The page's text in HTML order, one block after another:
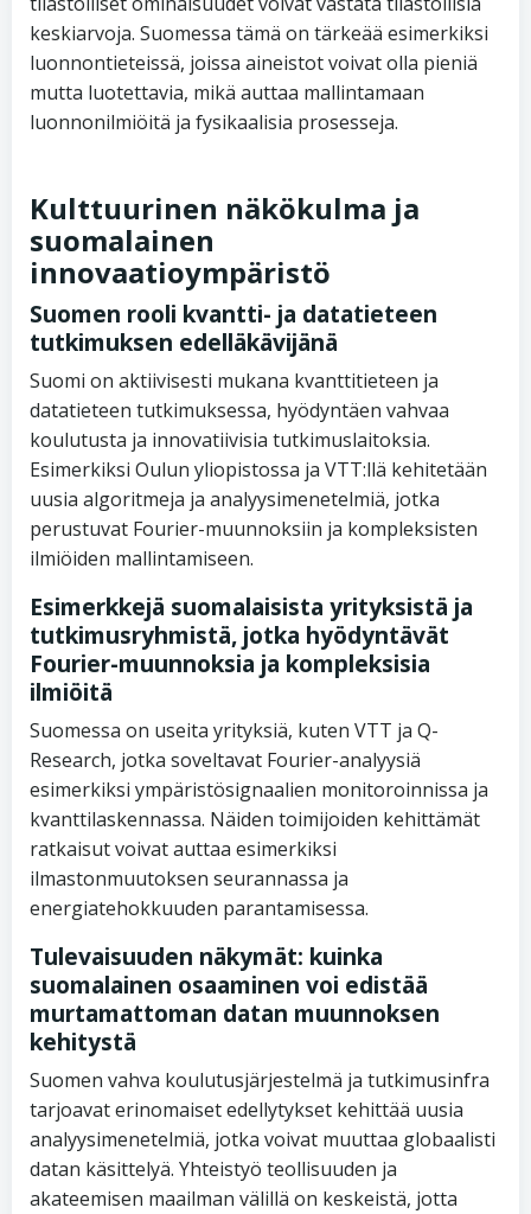
keskiarvoja. Suomessa tämä on tärkeää esimerkiksi
luonnontieteissä, joissa aineistot voivat olla pieniä
mutta luotettavia, mikä auttaa mallintamaan
luonnonilmiöitä ja fysikaalisia prosesseja.
Kulttuurinen näkökulma ja
suomalainen
innovaatioympäristö
Suomen rooli kvantti- ja datatieteen
tutkimuksen edelläkävijänä
Suomi on aktiivisesti mukana kvanttitieteen ja
datatieteen tutkimuksessa, hyödyntäen vahvaa
koulutusta ja innovatiivisia tutkimuslaitoksia.
Esimerkiksi Oulun yliopistossa ja VTT:llä kehitetään
uusia algoritmeja ja analyysimenetelmiä, jotka
perustuvat Fourier-muunnoksiin ja kompleksisten
ilmiöiden mallintamiseen.
Esimerkkejä suomalaisista yrityksistä ja
tutkimusryhmistä, jotka hyödyntävät
Fourier-muunnoksia ja kompleksisia
ilmiöitä
Suomessa on useita yrityksiä, kuten VTT ja Q-
Research, jotka soveltavat Fourier-analyysiä
esimerkiksi ympäristösignaalien monitoroinnissa ja
kvanttilaskennassa. Näiden toimijoiden kehittämät
ratkaisut voivat auttaa esimerkiksi
ilmastonmuutoksen seurannassa ja
energiatehokkuuden parantamisessa.
Tulevaisuuden näkymät: kuinka
suomalainen osaaminen voi edistää
murtamattoman datan muunnoksen
kehitystä
Suomen vahva koulutusjärjestelmä ja tutkimusinfra
tarjoavat erinomaiset edellytykset kehittää uusia
analyysimenetelmiä, jotka voivat muuttaa globaalisti
datan käsittelyä. Yhteistyö teollisuuden ja
akateemisen maailman välillä on keskeistä, jotta